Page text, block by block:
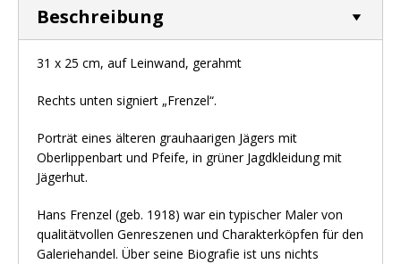
Beschreibung
31 x 25 cm, auf Leinwand, gerahmt
Rechts unten signiert „Frenzel“.
Porträt eines älteren grauhaarigen Jägers mit
Oberlippenbart und Pfeife, in grüner Jagdkleidung mit
Jägerhut.
Hans Frenzel (geb. 1918) war ein typischer Maler von
qualitätvollen Genreszenen und Charakterköpfen für den
Galeriehandel. Über seine Biografie ist uns nichts